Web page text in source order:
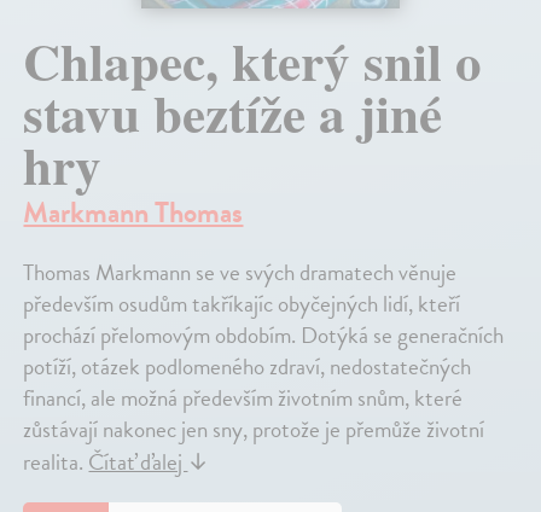
Chlapec, který snil o
stavu beztíže a jiné
hry
Markmann Thomas
Thomas Markmann se ve svých dramatech věnuje
především osudům takříkajíc obyčejných lidí, kteří
prochází přelomovým obdobím. Dotýká se generačních
potíží, otázek podlomeného zdraví, nedostatečných
financí, ale možná především životním snům, které
zůstávají nakonec jen sny, protože je přemůže životní
realita. Čítať ďalej ↓